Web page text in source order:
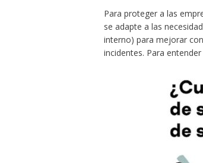
Para proteger a las
se adapte a las
interno) para mejorar
incidentes. Para